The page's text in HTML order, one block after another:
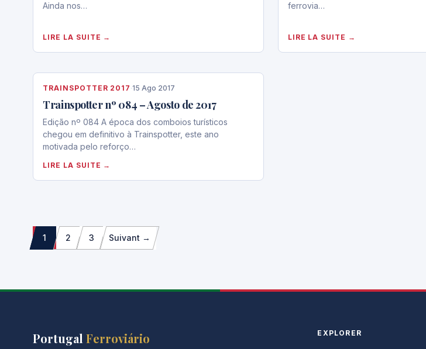
Ainda nos…
LIRE LA SUITE →
ferrovia…
LIRE LA SUITE →
TRAINSPOTTER 2017 ·15 Ago 2017
Trainspotter nº 084 – Agosto de 2017
Edição nº 084 A época dos comboios turísticos
chegou em definitivo à Trainspotter, este ano
motivada pelo reforço…
LIRE LA SUITE →
Paginação
dos
1 2 3 Suivant →
Portugal Ferroviário EXPLORER